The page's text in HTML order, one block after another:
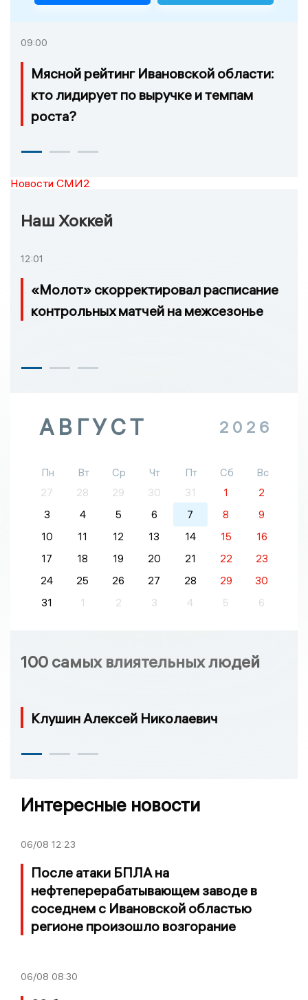
09:00
Мясной рейтинг Ивановской области:
кто лидирует по выручке и темпам
роста?
Новости СМИ2
Наш Хоккей
12:01
«Молот» скорректировал расписание
контрольных матчей на межсезонье
АВГУСТ 2026
Пн Вт Ср Чт Пт Сб
Вс
27
28 29 30 31 1
2
3
4 5 6 7 8
9
10
11 12 13 14 15
16
17
18 19 20 21 22
23
24
25 26 27 28 29
30
31
1 2 3 4 5 6
100 самых влиятельных людей
Клушин Алексей Николаевич
Интересные новости
06/08 12:23
После атаки БПЛА на
нефтеперерабатывающем заводе в
соседнем с Ивановской областью
регионе произошло возгорание
06/08 08:30